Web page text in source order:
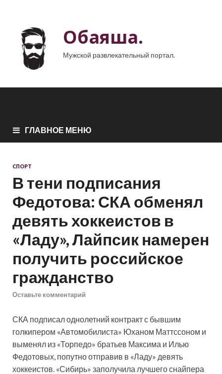
Обаяша.
Мужской развлекательный портал.
ГЛАВНОЕ МЕНЮ
СПОРТ
В тени подписания
Федотова: СКА обменял
девять хоккеистов в
«Ладу», Лайпсик намерен
получить российское
гражданство
Оставьте комментарий
СКА подписал однолетний контракт с бывшим
голкипером «Автомобилиста» Юханом Маттссоном и
выменял из «Торпедо» братьев Максима и Илью
Федотовых, попутно отправив в «Ладу» девять
хоккеистов. «Сибирь» заполучила лучшего снайпера